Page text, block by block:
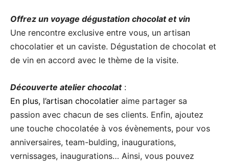
Offrez un voyage dégustation chocolat et vin
Une rencontre exclusive entre vous, un artisan
chocolatier et un caviste. Dégustation de chocolat et
de vin en accord avec le thème de la visite.
Découverte atelier chocolat:
En plus, l’artisan chocolatier aime partager sa
passion avec chacun de ses clients. Enfin, ajoutez
une touche chocolatée à vos évènements, pour vos
anniversaires, team-bulding, inaugurations,
vernissages, inaugurations… Ainsi, vous pouvez